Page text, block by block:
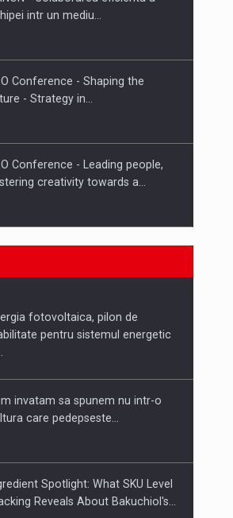
Enduro Piatra Craiului 2026,
intr un mediu…
Conference - Shaping the
- Strategy in…
Conference - Leading people,
creativity towards a…
Conference - Shaping The
- Business Evolution-
STRATEGY-Finantare
fotovoltaica, pilon de
pentru sistemul energetic
invatam sa spunem nu intr-o
care pedepseste…
Spotlight: What SKU Level
Reveals About Bakuchiol's…